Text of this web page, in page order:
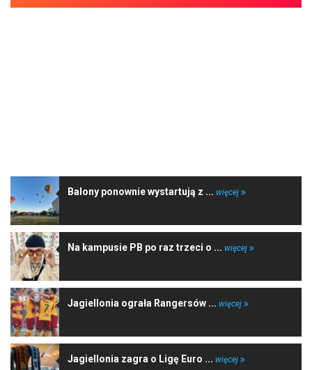
Balony ponownie wystartują z ... więcej
Na kampusie PB po raz trzeci o ... więcej
Jagiellonia ograła Rangersów ... więcej
Jagiellonia zagra o Ligę Euro ... więcej